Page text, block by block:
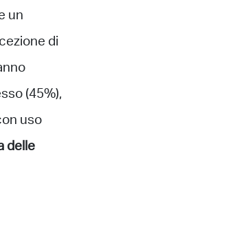
un
di
(45%),
uso
delle